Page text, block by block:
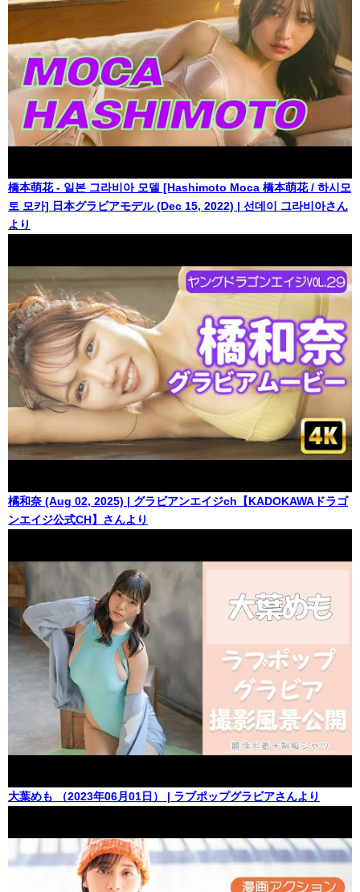
橋本萌花 - 일본 그라비아 모델 [Hashimoto Moca 橋本萌花 / 하시모
토 모카] 日本グラビアモデル (Dec 15, 2022) | 선데이 그라비아さん
より
橘和奈 (Aug 02, 2025) | グラビアンエイジch【KADOKAWAドラゴ
ンエイジ公式CH】さんより
大葉めも （2023年06月01日） | ラブポップグラビアさんより